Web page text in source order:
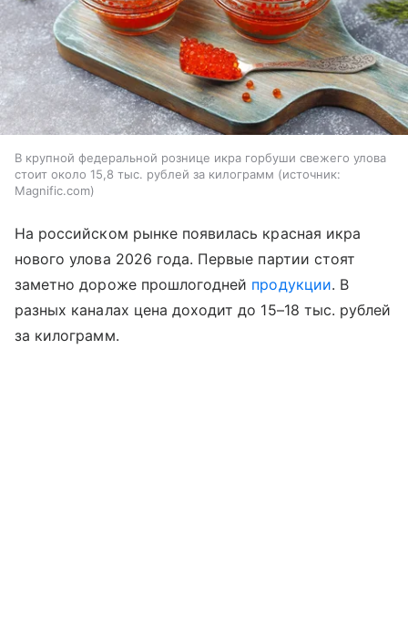
В крупной федеральной рознице икра горбуши свежего улова
стоит около 15,8 тыс. рублей за килограмм
источник:
Magnific.com
На российском рынке появилась красная икра
нового улова 2026 года. Первые партии стоят
заметно дороже прошлогодней продукции. В
разных каналах цена доходит до 15–18 тыс. рублей
за килограмм.